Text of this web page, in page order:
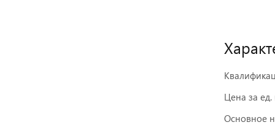
Цена за ед.
Основное